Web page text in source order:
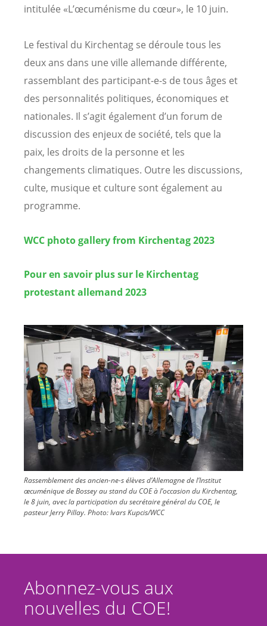
intitulée «L’œcuménisme du cœur», le 10 juin.
Le festival du Kirchentag se déroule tous les
deux ans dans une ville allemande différente,
rassemblant des participant-e-s de tous âges et
des personnalités politiques, économiques et
nationales. Il s’agit également d’un forum de
discussion des enjeux de société, tels que la
paix, les droits de la personne et les
changements climatiques. Outre les discussions,
culte, musique et culture sont également au
programme.
WCC photo gallery from Kirchentag 2023
Pour en savoir plus sur le Kirchentag
protestant allemand 2023
Image
Rassemblement des ancien-ne-s élèves d’Allemagne de l’Institut
œcuménique de Bossey au stand du COE à l’occasion du Kirchentag,
le 8 juin, avec la participation du secrétaire général du COE, le
pasteur Jerry Pillay. Photo:Ivars Kupcis/WCC
Abonnez-vous aux
nouvelles du COE!